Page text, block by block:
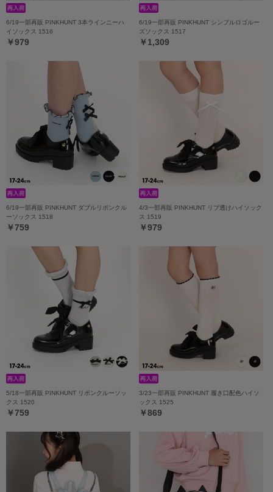
6/19一部再販 PINKHUNT 3本ラインニーハ
イソックス 1516
￥979
6/19一部再販 PINKHUNT シンプルロゴルー
ズソックス 1517
￥1,309
6/19一部再販 PINKHUNT ダブルリボンクル
ーソックス 1518
￥759
4/3一部再販 PINKHUNT リブ透けハイソック
ス 1519
￥979
5/18一部再販 PINKHUNT リボンクルーソッ
クス 1520
￥759
3/23一部再販 PINKHUNT 履き口配色ハイソ
ックス 1525
￥869